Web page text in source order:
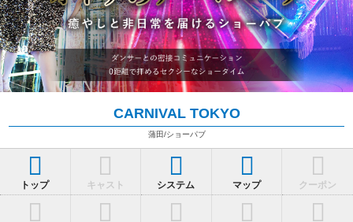
CARNIVAL TOKYO
蒲田/ショーパブ
トップ キャスト システム マップ クーポン